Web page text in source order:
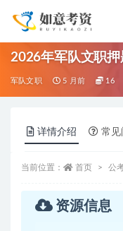
2026年军队文职
军队文职 5 月前 16
详情介绍 常见
当前位置： 首页 公
资源信息